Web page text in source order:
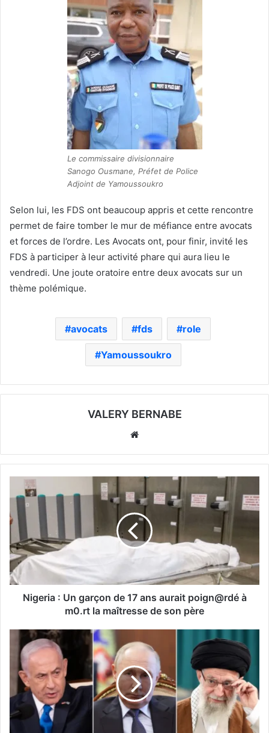
Le commissaire divisionnaire
Sanogo Ousmane, Préfet de Police
Adjoint de Yamoussoukro
Selon lui, les FDS ont beaucoup appris et cette rencontre
permet de faire tomber le mur de méfiance entre avocats
et forces de l’ordre. Les Avocats ont, pour finir, invité les
FDS à participer à leur activité phare qui aura lieu le
vendredi. Une joute oratoire entre deux avocats sur un
thème polémique.
avocats fds role
Yamoussoukro
VALERY BERNABE
Nigeria : Un garçon de 17 ans aurait poign@rdé à
m0.rt la maîtresse de son père